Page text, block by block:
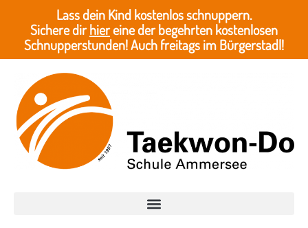
Lass dein Kind kostenlos schnuppern.
Sichere dirhiereine der begehrten kostenlosen
Schnupperstunden! Auch freitags im Bürgerstadl!